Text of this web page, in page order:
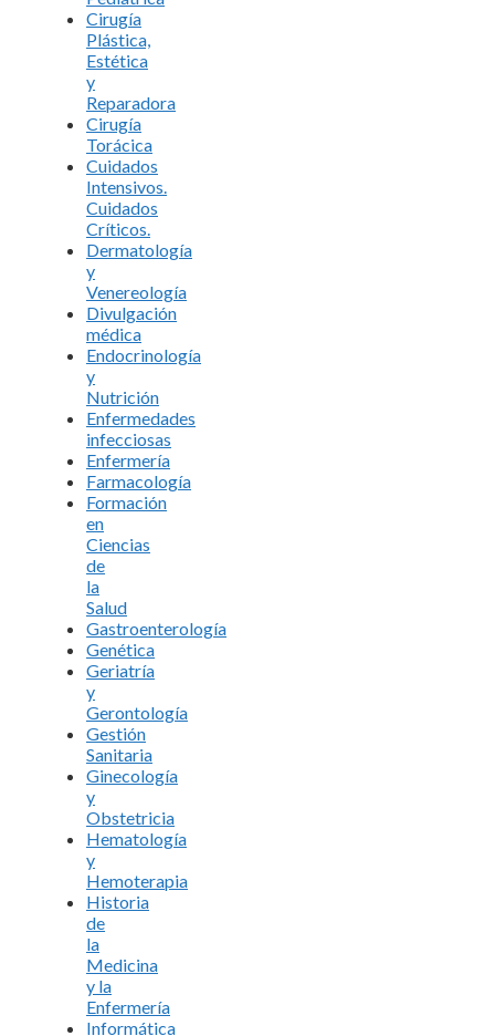
Cirugía
Plástica,
Estética
y
Reparadora
Cirugía
Torácica
Cuidados
Intensivos.
Cuidados
Críticos.
Dermatología
y
Venereología
Divulgación
médica
Endocrinología
y
Nutrición
Enfermedades
infecciosas
Enfermería
Farmacología
Formación
en
Ciencias
de
la
Salud
Gastroenterología
Genética
Geriatría
y
Gerontología
Gestión
Sanitaria
Ginecología
y
Obstetricia
Hematología
y
Hemoterapia
Historia
de
la
Medicina
y la
Enfermería
Informática